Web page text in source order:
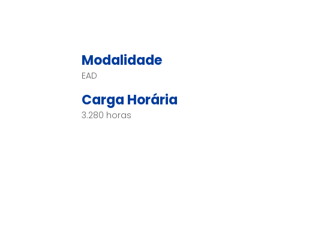
Modalidade
EAD
Carga Horária
3.280 horas